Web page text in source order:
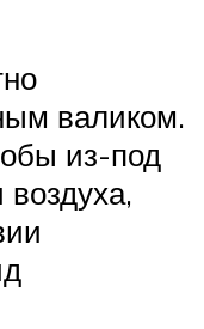
валиком.
из-под
воздуха,